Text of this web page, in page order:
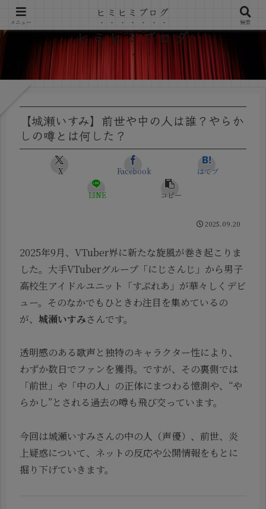
ヒミヒミブログ
【城瀬いすみ】前世や中の人は誰？やらか
しの噂とは何した？
X Facebook はてブ
LINE コピー
2025.09.20
2025年9月、VTuber界に新たな旋風が巻き起こりま
した。大手VTuberグループ「にじさんじ」から男子
高校生アイドルユニット「すぷれあ」が華々しくデビ
ュー。そのなかでもひときわ注目を集めているの
が、 城瀬いすみさんです。
透明感のある歌声と独特のキャラクター性により、
わずか数日でファンを獲得。ですが、その裏側では
「前世」や「中の人」の正体にまつわる憶測や、“や
らかし”とされる過去の噂も飛び交っています。
今回は城瀬いすみさんの中の人（声優）、前世、炎
上疑惑について、ネットの反応や公開情報をもとに
掘り下げていきます。
メニュー
ヒミヒミブログ
検索